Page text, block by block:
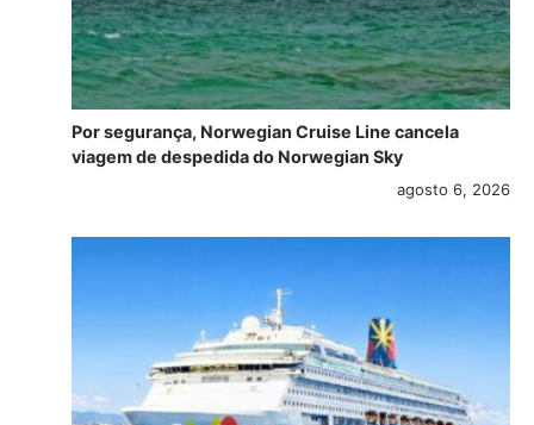
Por segurança, Norwegian Cruise Line cancela
viagem de despedida do Norwegian Sky
agosto 6, 2026